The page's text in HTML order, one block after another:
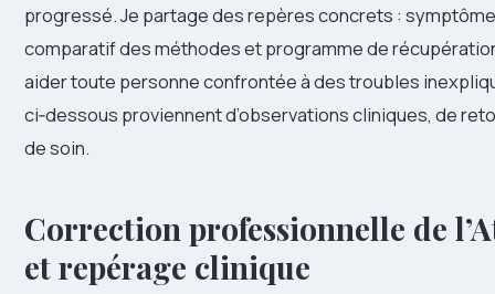
progressé. Je partage des repères concrets :
comparatif des méthodes et programme de
aider toute personne confrontée à des troubles
ci‑dessous proviennent d’observations cliniques, de
de soin.
Correction professionnelle de
et repérage clinique